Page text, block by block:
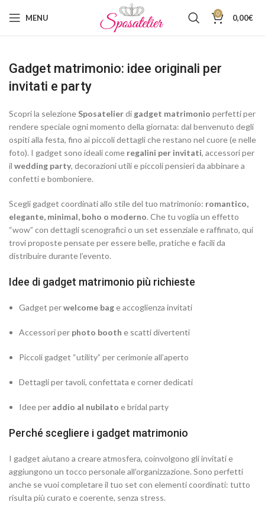
MENU 0 0,00€
Gadget matrimonio: idee originali per
invitati e party
Scopri la selezione Sposatelierdi gadget matrimonio perfetti per
rendere speciale ogni momento della giornata: dal benvenuto degli
ospiti alla festa, fino ai piccoli dettagli che restano nel cuore (e nelle
foto). I gadget sono ideali come regalini per invitati, accessori per
il wedding party, decorazioni utili e piccoli pensieri da abbinare a
confetti e bomboniere.
Scegli gadget coordinati allo stile del tuo matrimonio: romantico,
elegante, minimal, boho o moderno. Che tu voglia un effetto
“wow” con dettagli scenografici o un set essenziale e raffinato, qui
trovi proposte pensate per essere belle, pratiche e facili da
distribuire durante l’evento.
Idee di gadget matrimonio più richieste
Gadget perwelcome bage accoglienza invitati
Accessori per photo booth e scatti divertenti
Piccoli gadget “utility” per cerimonie all’aperto
Dettagli per tavoli, confettata e corner dedicati
Idee per addio al nubilato e bridal party
Perché scegliere i gadget matrimonio
I gadget aiutano a creare atmosfera, coinvolgono gli invitati e
aggiungono un tocco personale all’organizzazione. Sono perfetti
anche se vuoi completare il tuo set con elementi coordinati: tutto
risulta più curato e coerente, senza stress.